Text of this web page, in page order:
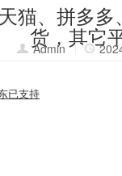
退换货
猫、拼多
货，其它
Admin
已支持